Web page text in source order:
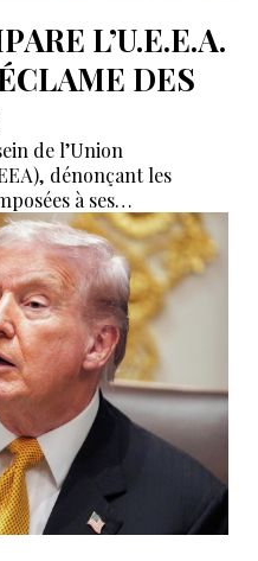
L’U.E.E.A.
DES
de l’Union
dénonçant les
à ses
appelle à garantir
prévus par les
met en garde contre un
Cette déclaration
Nikol Pachinian et
relations économiques
une période de